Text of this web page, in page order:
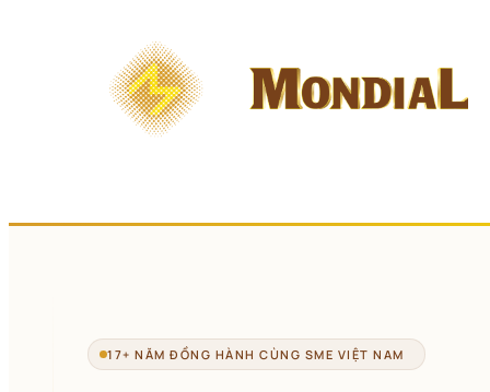
17+ NĂM ĐỒNG HÀNH CÙNG SME VIỆT NAM